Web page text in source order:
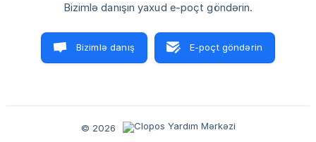
Bizimlə danışın yaxud e-poçt göndərin.
Bizimlə danış E-poçt göndərin
© 2026